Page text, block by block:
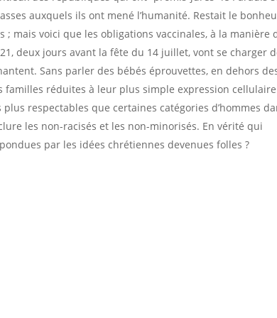
auxquels ils ont mené l’humanité. Restait le
mais voici que les obligations vaccinales, à la manière
deux jours avant la fête du 14 juillet, vont se charger
Sans parler des bébés éprouvettes, en dehors
familles réduites à leur plus simple expression
respectables que certaines catégories d’hommes
les non-racisés et les non-minorisés. En vérité qui
par les idées chrétiennes devenues folles ?